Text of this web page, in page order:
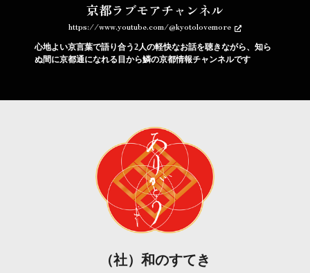
京都ラブモアチャンネル
https://www.youtube.com/@kyotolovemore
心地よい京言葉で語り合う2人の軽快なお話を聴きながら、知ら
ぬ間に京都通になれる目から鱗の京都情報チャンネルです
（社）和のすてき